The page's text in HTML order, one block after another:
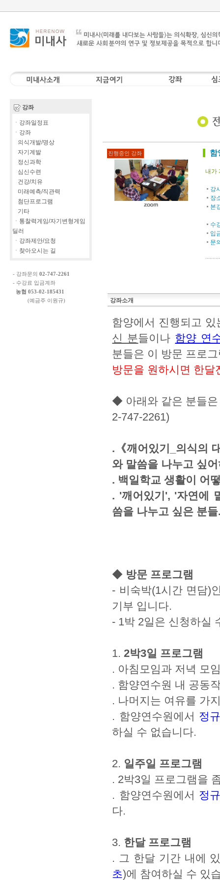
강좌
ㆍ강좌일정표
ㆍ강좌
의식개발/명상
자기계발
정신과학
심신수련
건강/치유
미래예측/직관력
첨단프로그램
기타
ㆍ통찰력게임/자기변형게임
딜러
ㆍ강좌제안/요청
ㆍ찾아오시는 길
- 강좌문의 02-747-2261
- 수강료 입금계좌
농협 053-02-185431
(예금주 이원규)
진행중인 강좌 함
내가
강
장
본
수
입
문
강좌소개
함양에서 진행되고
신 분들이나 함양 연
분들은 이 방문 프로
방문을 원하시면 한
◆ 아래와 같은 분들은
2-747-2261)
.《깨어있기_의식의
와 말씀을 나누고 싶
. 백일학교 생활이 어
. '깨어있기', '자연에
씀을 나누고 싶은 분
◆ 방문 프로그램
- 비숙박(1시간 면담)
기부 입니다.
- 1박 2일은 신청하실
1.2박3일 프로그램
. 아침모임과 저녁 모
. 함양연수원 내 공동
. 나머지는 여유를 가
. 함양연수원에서 정
하실 수 없습니다.
2. 일주일 프로그램
. 2박3일 프로그램을
. 함양연수원에서 정
다.
3. 한달 프로그램
. 그 한달 기간 내에
초)에 참여하실 수 있